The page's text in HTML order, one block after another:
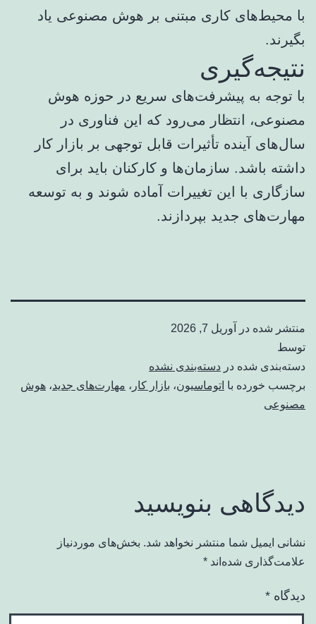
با محیط‌های کاری مبتنی بر هوش مصنوعی یاد
بگیرند.
نتیجه‌گیری
با توجه به پیشرفت‌های سریع در حوزه هوش
مصنوعی، انتظار می‌رود که این فناوری در
سال‌های آینده تأثیرات قابل توجهی بر بازار کار
داشته باشد. سازمان‌ها و کارکنان باید برای
سازگاری با این تغییرات آماده شوند و به توسعه
مهارت‌های جدید بپردازند.
منتشر شده در
آوریل 7, 2026
توسط
دسته‌بندی شده در دسته‌بندی نشده
برچسب خورده با اتوماسیون، بازار کار ، مهارت‌های جدید، هوش
مصنوعی
دیدگاهی بنویسید
نشانی ایمیل شما منتشر نخواهد شد. بخش‌های موردنیاز
علامت‌گذاری شده‌اند *
دیدگاه *